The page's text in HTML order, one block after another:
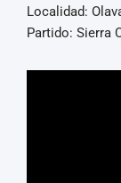
Localidad:
Partido: Sierra